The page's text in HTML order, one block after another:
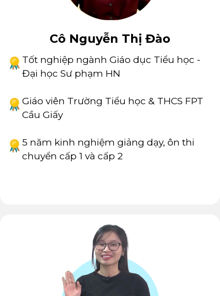
Cô Nguyễn Thị Đào
Tốt nghiệp ngành Giáo dục Tiểu học -
Đại học Sư phạm HN
Giáo viên Trường Tiểu học & THCS FPT
Cầu Giấy
5 năm kinh nghiệm giảng dạy, ôn thi
chuyển cấp 1 và cấp 2